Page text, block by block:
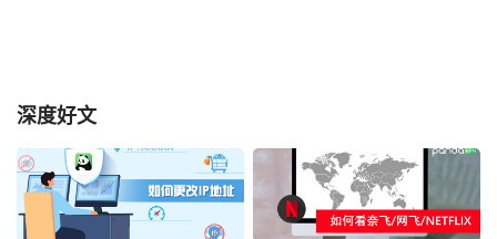
深度好文